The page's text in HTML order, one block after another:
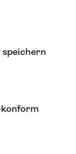
speichern
konform